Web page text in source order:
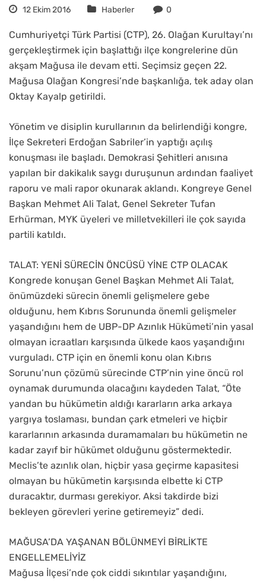
12 Ekim 2016 Haberler 0
Cumhuriyetçi Türk Partisi (CTP), 26. Olağan Kurultayı’nı
gerçekleştirmek için başlattığı ilçe kongrelerine dün
akşam Mağusa ile devam etti. Seçimsiz geçen 22.
Mağusa Olağan Kongresi’nde başkanlığa, tek aday olan
Oktay Kayalp getirildi.
Yönetim ve disiplin kurullarının da belirlendiği kongre,
İlçe Sekreteri Erdoğan Sabriler’in yaptığı açılış
konuşması ile başladı. Demokrasi Şehitleri anısına
yapılan bir dakikalık saygı duruşunun ardından faaliyet
raporu ve mali rapor okunarak aklandı. Kongreye Genel
Başkan Mehmet Ali Talat, Genel Sekreter Tufan
Erhürman, MYK üyeleri ve milletvekilleri ile çok sayıda
partili katıldı.
TALAT: YENİ SÜRECİN ÖNCÜSÜ YİNE CTP OLACAK
Kongrede konuşan Genel Başkan Mehmet Ali Talat,
önümüzdeki sürecin önemli gelişmelere gebe
olduğunu, hem Kıbrıs Sorununda önemli gelişmeler
yaşandığını hem de UBP-DP Azınlık Hükümeti’nin yasal
olmayan icraatları karşısında ülkede kaos yaşandığını
vurguladı. CTP için en önemli konu olan Kıbrıs
Sorunu’nun çözümü sürecinde CTP’nin yine öncü rol
oynamak durumunda olacağını kaydeden Talat, “Öte
yandan bu hükümetin aldığı kararların arka arkaya
yargıya toslaması, bundan çark etmeleri ve hiçbir
kararlarının arkasında duramamaları bu hükümetin ne
kadar zayıf bir hükümet olduğunu göstermektedir.
Meclis’te azınlık olan, hiçbir yasa geçirme kapasitesi
olmayan bu hükümetin karşısında elbette ki CTP
duracaktır, durması gerekiyor. Aksi takdirde bizi
bekleyen görevleri yerine getiremeyiz” dedi.
MAĞUSA’DA YAŞANAN BÖLÜNMEYİ BİRLİKTE
ENGELLEMELİYİZ
Mağusa İlçesi’nde çok ciddi sıkıntılar yaşandığını,